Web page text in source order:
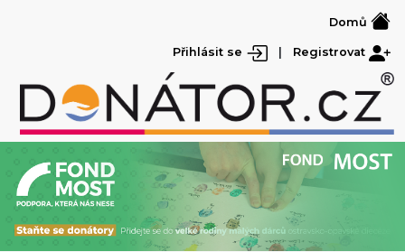
Domů
Přihlásit se Registrovat